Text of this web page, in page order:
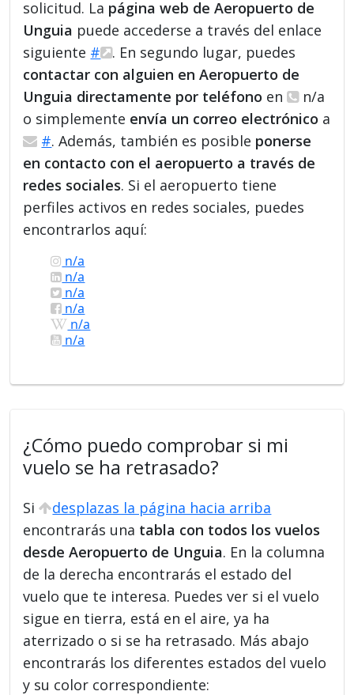
solicitud. La página web de Aeropuerto de
Unguia puede accederse a través del enlace
siguiente #
. En segundo lugar, puedes
contactar con alguien en Aeropuerto de
Unguia directamente por teléfono en
n/a
o simplemente envía un correo electrónico a
#. Además, también es posible ponerse
en contacto con el aeropuerto a través de
redes sociales. Si el aeropuerto tiene
perfiles activos en redes sociales, puedes
encontrarlos aquí:
n/a
n/a
n/a
n/a
n/a
n/a
¿Cómo puedo comprobar si mi
vuelo se ha retrasado?
Si
desplazas la página hacia arriba
encontrarás una tabla con todos los vuelos
desde Aeropuerto de Unguia. En la columna
de la derecha encontrarás el estado del
vuelo que te interesa. Puedes ver si el vuelo
sigue en tierra, está en el aire, ya ha
aterrizado o si se ha retrasado. Más abajo
encontrarás los diferentes estados del vuelo
y su color correspondiente: